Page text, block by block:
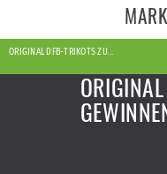
ORIGINAL DFB-TRIKOTS ZU…